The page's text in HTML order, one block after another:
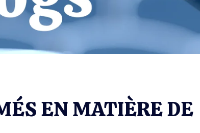
EN MATIÈRE DE